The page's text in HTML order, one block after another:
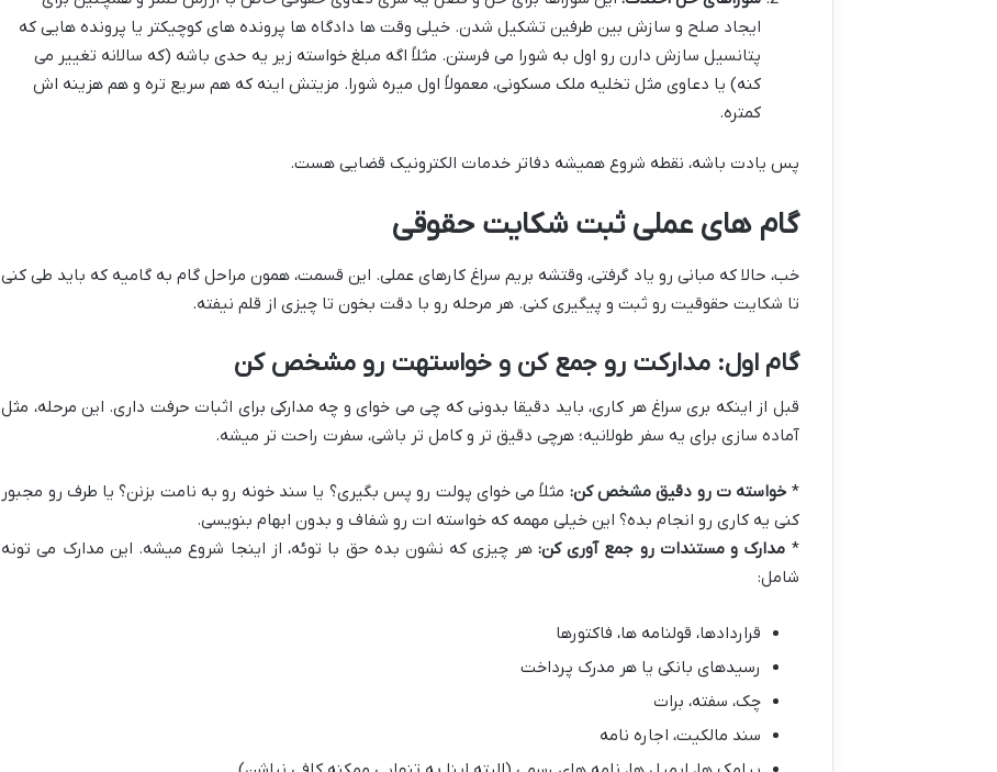
ایجاد صلح و سازش بین طرفین تشکیل شدن. خیلی وقت ها دادگاه ها پرونده های کوچیکتر یا پرونده هایی که
پتانسیل سازش دارن رو اول به شورا می فرستن. مثلاً اگه مبلغ خواسته زیر یه حدی باشه (که سالانه تغییر می
کنه) یا دعاوی مثل تخلیه ملک مسکونی، معمولاً اول میره شورا. مزیتش اینه که هم سریع تره و هم هزینه اش
کمتره.
پس یادت باشه، نقطه شروع همیشه دفاتر خدمات الکترونیک قضایی هست.
گام های عملی ثبت شکایت حقوقی
خب، حالا که مبانی رو یاد گرفتی، وقتشه بریم سراغ کارهای عملی. این قسمت، همون مراحل گام به گامیه که باید طی کنی
تا شکایت حقوقیت رو ثبت و پیگیری کنی. هر مرحله رو با دقت بخون تا چیزی از قلم نیفته.
گام اول: مدارکت رو جمع کن و خواسته‎ت رو مشخص کن
قبل از اینکه بری سراغ هر کاری، باید دقیقا بدونی که چی می خوای و چه مدارکی برای اثبات حرفت داری. این مرحله، مثل
آماده سازی برای یه سفر طولانیه؛ هرچی دقیق تر و کامل تر باشی، سفرت راحت تر میشه.
* خواسته ت رو دقیق مشخص کن: مثلاً می خوای پولت رو پس بگیری؟ یا سند خونه رو به نامت بزنن؟ یا طرف رو مجبور
کنی یه کاری رو انجام بده؟ این خیلی مهمه که خواسته ات رو شفاف و بدون ابهام بنویسی.
* مدارک و مستندات رو جمع آوری کن: هر چیزی که نشون بده حق با توئه، از اینجا شروع میشه. این مدارک می تونه
شامل:
قراردادها، قولنامه ها، فاکتورها
رسیدهای بانکی یا هر مدرک پرداخت
چک، سفته، برات
سند مالکیت، اجاره نامه